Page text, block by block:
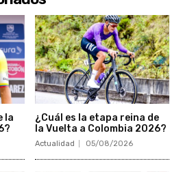
la
¿Cuál es la etapa reina de
la Vuelta a Colombia 2026?
Actualidad 05/08/2026